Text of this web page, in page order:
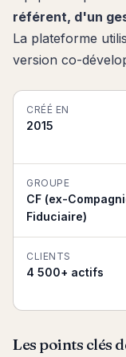
référent, d'un
La plateforme
version co-
CRÉÉ EN
2015
GROUPE
CF (ex-
Fiduciaire)
CLIENTS
4 500+ actifs
Les points clés